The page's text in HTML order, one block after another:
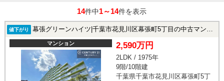
14件中1～14件を表示
値下がり 幕張グリーンハイツ|千葉市花見川区幕張町5丁目の中古マンション
マンション 2,590万円
2LDK / 1975年
9階/10階建
千葉県千葉市花見川区幕張町5丁